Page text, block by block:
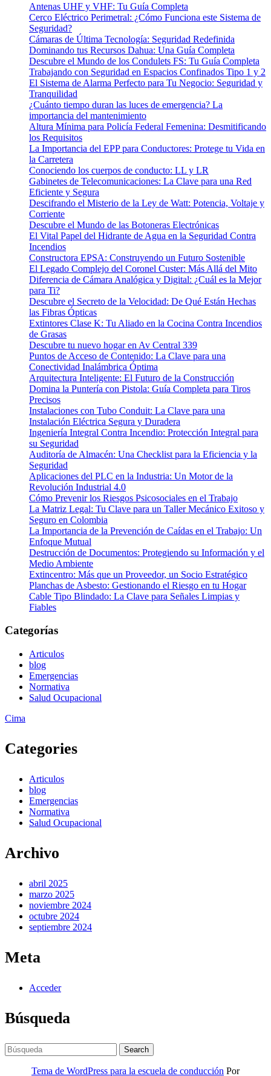
Antenas UHF y VHF: Tu Guía Completa
Cerco Eléctrico Perimetral: ¿Cómo Funciona este Sistema de
Seguridad?
Cámaras de Última Tecnología: Seguridad Redefinida
Dominando tus Recursos Dahua: Una Guía Completa
Descubre el Mundo de los Condulets FS: Tu Guía Completa
Trabajando con Seguridad en Espacios Confinados Tipo 1 y 2
El Sistema de Alarma Perfecto para Tu Negocio: Seguridad y
Tranquilidad
¿Cuánto tiempo duran las luces de emergencia? La
importancia del mantenimiento
Altura Mínima para Policía Federal Femenina: Desmitificando
los Requisitos
La Importancia del EPP para Conductores: Protege tu Vida en
la Carretera
Conociendo los cuerpos de conducto: LL y LR
Gabinetes de Telecomunicaciones: La Clave para una Red
Eficiente y Segura
Descifrando el Misterio de la Ley de Watt: Potencia, Voltaje y
Corriente
Descubre el Mundo de las Botoneras Electrónicas
El Vital Papel del Hidrante de Agua en la Seguridad Contra
Incendios
Constructora EPSA: Construyendo un Futuro Sostenible
El Legado Complejo del Coronel Custer: Más Allá del Mito
Diferencia de Cámara Analógica y Digital: ¿Cuál es la Mejor
para Ti?
Descubre el Secreto de la Velocidad: De Qué Están Hechas
las Fibras Ópticas
Extintores Clase K: Tu Aliado en la Cocina Contra Incendios
de Grasas
Descubre tu nuevo hogar en Av Central 339
Puntos de Acceso de Contenido: La Clave para una
Conectividad Inalámbrica Óptima
Arquitectura Inteligente: El Futuro de la Construcción
Domina la Puntería con Pistola: Guía Completa para Tiros
Precisos
Instalaciones con Tubo Conduit: La Clave para una
Instalación Eléctrica Segura y Duradera
Ingeniería Integral Contra Incendio: Protección Integral para
su Seguridad
Auditoría de Almacén: Una Checklist para la Eficiencia y la
Seguridad
Aplicaciones del PLC en la Industria: Un Motor de la
Revolución Industrial 4.0
Cómo Prevenir los Riesgos Psicosociales en el Trabajo
La Matriz Legal: Tu Clave para un Taller Mecánico Exitoso y
Seguro en Colombia
La Importancia de la Prevención de Caídas en el Trabajo: Un
Enfoque Mutual
Destrucción de Documentos: Protegiendo su Información y el
Medio Ambiente
Extincentro: Más que un Proveedor, un Socio Estratégico
Planchas de Asbesto: Gestionando el Riesgo en tu Hogar
Cable Tipo Blindado: La Clave para Señales Limpias y
Fiables
Categorías
Articulos
blog
Emergencias
Normativa
Salud Ocupacional
Cima
Categories
Articulos
blog
Emergencias
Normativa
Salud Ocupacional
Archivo
abril 2025
marzo 2025
noviembre 2024
octubre 2024
septiembre 2024
Meta
Acceder
Búsqueda
Search
for:
Tema de WordPress para la escuela de conducción Por